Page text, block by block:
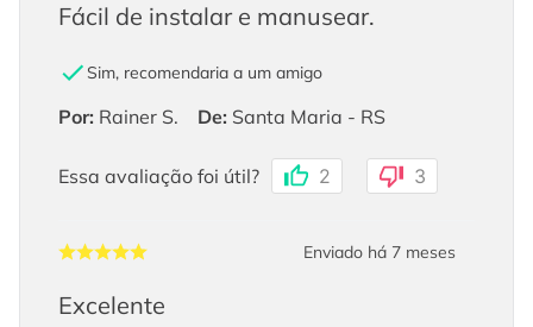
Fácil de instalar e manusear.
Sim, recomendaria a um amigo
Por: Rainer S. De: Santa Maria - RS
Essa avaliação foi útil? 2 3
Enviado há 7 meses
Excelente